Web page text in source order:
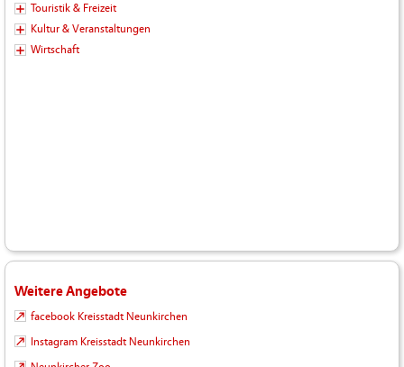
Touristik & Freizeit
Kultur & Veranstaltungen
Wirtschaft
Weitere Angebote
facebook Kreisstadt Neunkirchen
Instagram Kreisstadt Neunkirchen